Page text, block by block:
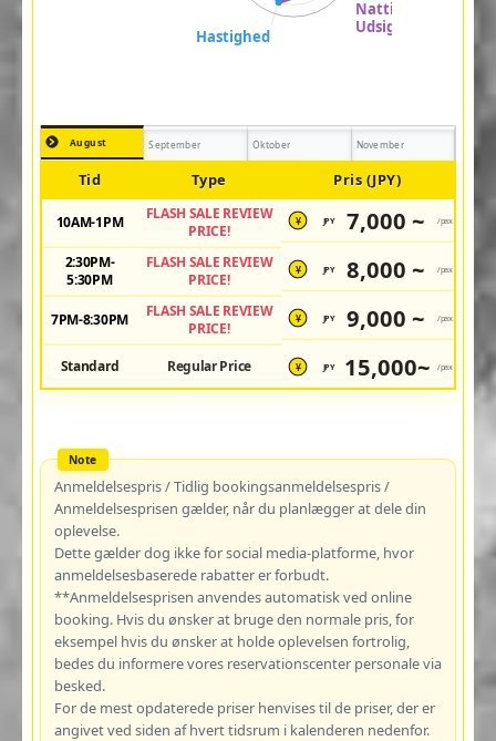
August September Oktober November
Tid Type Pris (JPY)
10AM-1PM
FLASH SALE REVIEW
PRICE!
¥ JPY 7,000 ~ /pax
2:30PM-
5:30PM
FLASH SALE REVIEW
PRICE!
¥ JPY 8,000 ~ /pax
7PM-8:30PM
FLASH SALE REVIEW
PRICE!
¥ JPY 9,000 ~ /pax
Standard Regular Price ¥ JPY 15,000~ /pax
Anmeldelsespris / Tidlig bookingsanmeldelsespris /
Anmeldelsesprisen gælder, når du planlægger at dele din
oplevelse.
Dette gælder dog ikke for social media-platforme, hvor
anmeldelsesbaserede rabatter er forbudt.
**Anmeldelsesprisen anvendes automatisk ved online
booking. Hvis du ønsker at bruge den normale pris, for
eksempel hvis du ønsker at holde oplevelsen fortrolig,
bedes du informere vores reservationscenter personale via
besked.
For de mest opdaterede priser henvises til de priser, der er
angivet ved siden af hvert tidsrum i kalenderen nedenfor.